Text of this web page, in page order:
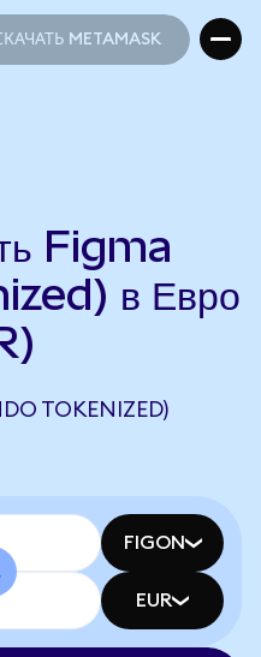
METAMASK
Figma
в Евро
TOKENIZED)
FIGON
EUR